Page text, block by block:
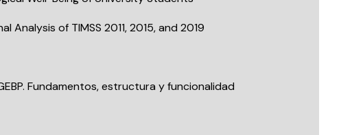
of TIMSS 2011, 2015, and 2019
Fundamentos, estructura y funcionalidad